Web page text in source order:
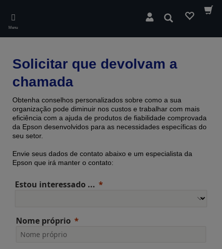
main
content
Menu
Pesquisar
Solicitar que devolvam a
chamada
Obtenha conselhos personalizados sobre como a sua
organização pode diminuir nos custos e trabalhar com mais
eficiência com a ajuda de produtos de fiabilidade comprovada ​​
da Epson desenvolvidos para as necessidades específicas do
seu setor.
Envie seus dados de contato abaixo e um especialista da
Epson que irá manter o contato:
Estou interessado ...
Nome próprio